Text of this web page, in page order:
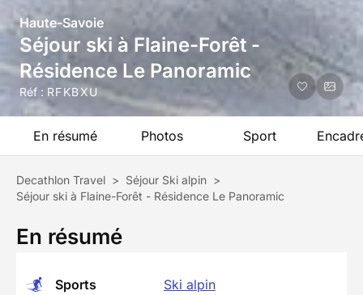
Haute-Savoie
Séjour ski à Flaine-Forêt -
Résidence Le Panoramic
Réf : RFKBXU
En résumé Photos Sport
Decathlon Travel > Séjour Ski alpin >
Séjour ski à Flaine-Forêt - Résidence Le Panoramic
En résumé
Sports Ski alpin